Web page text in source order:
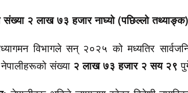
संख्या २ लाख ७३ हजार नाघ्यो (पछिल्लो तथ्याङ्क)
विभागले सन् २०२५ को मध्यतिर
नेपालीहरूको संख्या २ लाख ७३ हजार २ सय २९